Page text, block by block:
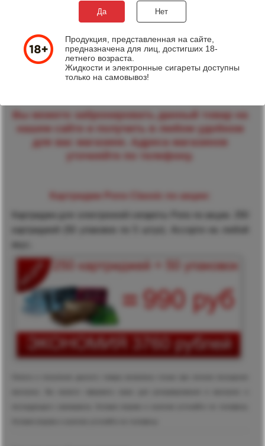
Да Нет
Продукция, представленная на сайте,
предназначена для лиц, достигших 18-
летнего возраста.
Жидкости и электронные сигареты доступны
только на самовывоз!
990
Вы можете забронировать данный товар на
нашем сайте и получить в любом удобном
для вас магазине. Адреса магазинов
уточняйте по телефону.
Картриджи Pons Classic по акции:
Картриджи для электронной сигареты Pons по акции. 250
картриджей (50 упаковок по 5 штук). Ассорти на любой